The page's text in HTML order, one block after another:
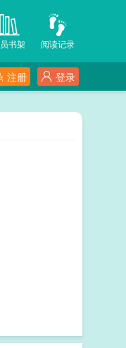
阅读记录
书架
登录
注册